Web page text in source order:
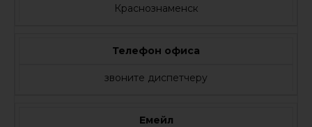
Краснознаменск
Телефон офиса
звоните диспетчеру
Емейл